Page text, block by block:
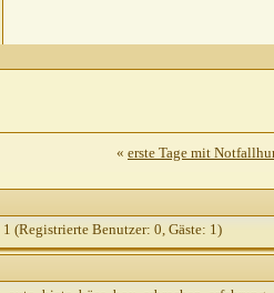
« erste Tage mit
1 (Registrierte Benutzer: 0, Gäste: 1)